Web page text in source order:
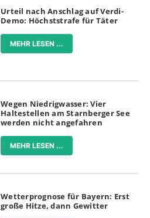
Urteil nach Anschlag auf Verdi-
Demo: Höchststrafe für Täter
MEHR LESEN ...
Wegen Niedrigwasser: Vier
Haltestellen am Starnberger See
werden nicht angefahren
MEHR LESEN ...
Wetterprognose für Bayern: Erst
große Hitze, dann Gewitter